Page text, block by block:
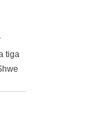
tiga